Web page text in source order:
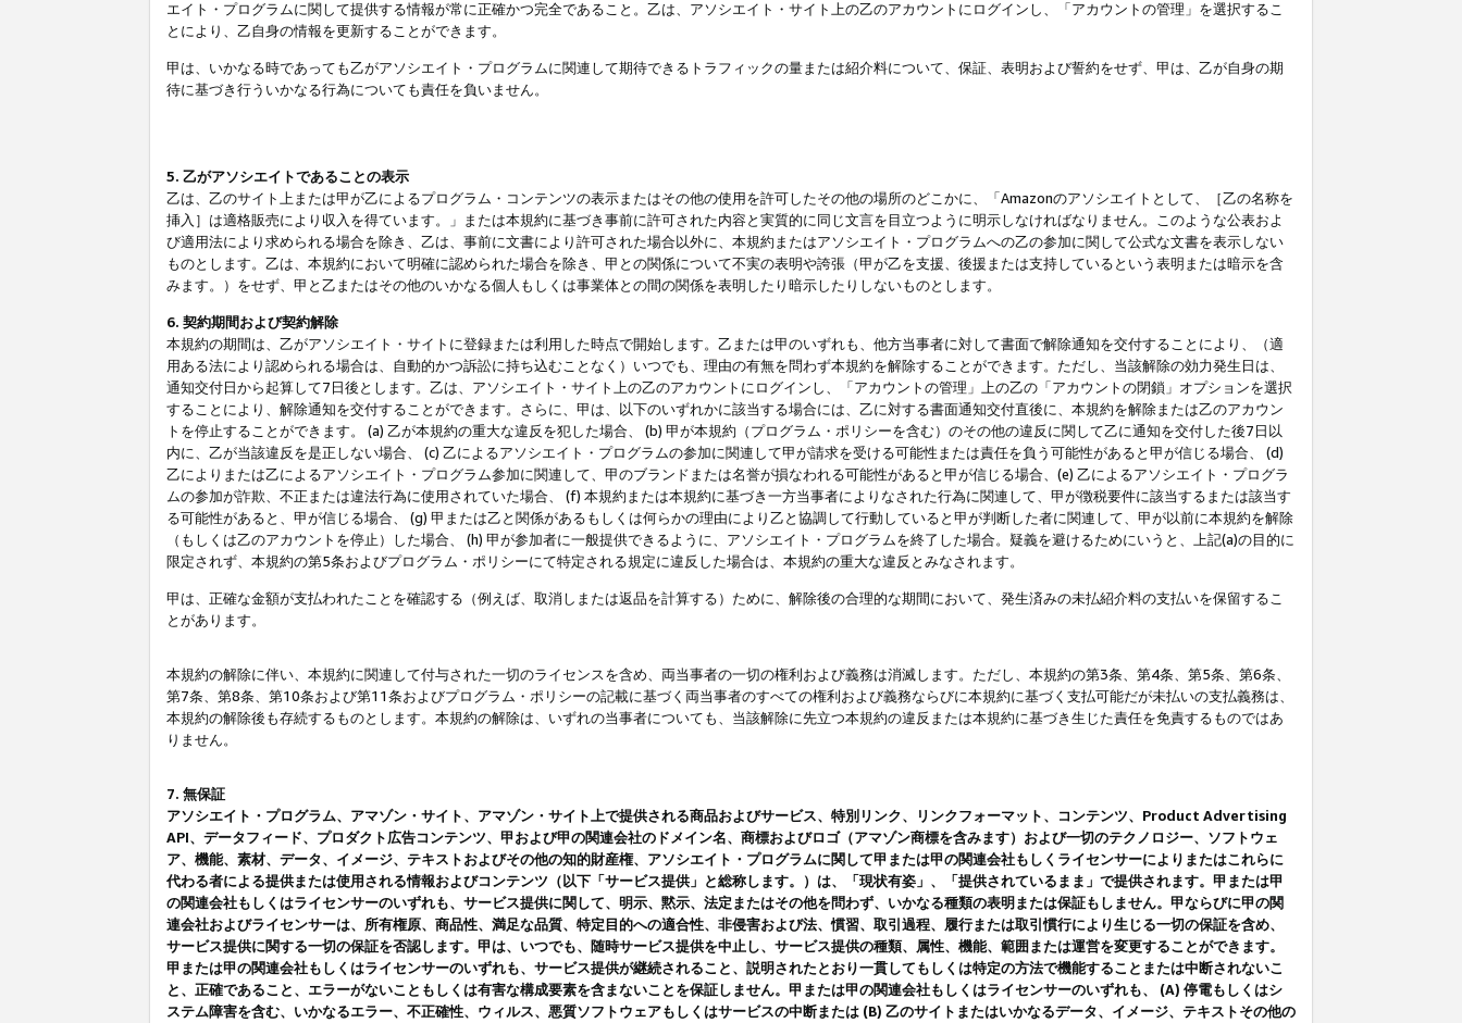
エイト・プログラムに関して提供する情報が常に正確かつ完全であること。乙は、アソシエイト・サイト上の乙のアカウントにログインし、「アカウントの管理」を選択するこ
とにより、乙自身の情報を更新することができます。
甲は、いかなる時であっても乙がアソシエイト・プログラムに関連して期待できるトラフィックの量または紹介料について、保証、表明および誓約をせず、甲は、乙が自身の期
待に基づき行ういかなる行為についても責任を負いません。
5. 乙がアソシエイトであることの表示
乙は、乙のサイト上または甲が乙によるプログラム・コンテンツの表示またはその他の使用を許可したその他の場所のどこかに、「Amazonのアソシエイトとして、［乙の名称を
挿入］は適格販売により収入を得ています。」または本規約に基づき事前に許可された内容と実質的に同じ文言を目立つように明示しなければなりません。このような公表およ
び適用法により求められる場合を除き、乙は、事前に文書により許可された場合以外に、本規約またはアソシエイト・プログラムへの乙の参加に関して公式な文書を表示しない
ものとします。乙は、本規約において明確に認められた場合を除き、甲との関係について不実の表明や誇張（甲が乙を支援、後援または支持しているという表明または暗示を含
みます。）をせず、甲と乙またはその他のいかなる個人もしくは事業体との間の関係を表明したり暗示したりしないものとします。
6. 契約期間および契約解除
本規約の期間は、乙がアソシエイト・サイトに登録または利用した時点で開始します。乙または甲のいずれも、他方当事者に対して書面で解除通知を交付することにより、（適
用ある法により認められる場合は、自動的かつ訴訟に持ち込むことなく）いつでも、理由の有無を問わず本規約を解除することができます。ただし、当該解除の効力発生日は、
通知交付日から起算して7日後とします。乙は、アソシエイト・サイト上の乙のアカウントにログインし、「アカウントの管理」上の乙の「アカウントの閉鎖」オプションを選択
することにより、解除通知を交付することができます。さらに、甲は、以下のいずれかに該当する場合には、乙に対する書面通知交付直後に、本規約を解除または乙のアカウン
トを停止することができます。 (a) 乙が本規約の重大な違反を犯した場合、 (b) 甲が本規約（プログラム・ポリシーを含む）のその他の違反に関して乙に通知を交付した後7日以
内に、乙が当該違反を是正しない場合、 (c) 乙によるアソシエイト・プログラムの参加に関連して甲が請求を受ける可能性または責任を負う可能性があると甲が信じる場合、 (d)
乙によりまたは乙によるアソシエイト・プログラム参加に関連して、甲のブランドまたは名誉が損なわれる可能性があると甲が信じる場合、(e) 乙によるアソシエイト・プログラ
ムの参加が詐欺、不正または違法行為に使用されていた場合、 (f) 本規約または本規約に基づき一方当事者によりなされた行為に関連して、甲が徴税要件に該当するまたは該当す
る可能性があると、甲が信じる場合、 (g) 甲または乙と関係があるもしくは何らかの理由により乙と協調して行動していると甲が判断した者に関連して、甲が以前に本規約を解除
（もしくは乙のアカウントを停止）した場合、 (h) 甲が参加者に一般提供できるように、アソシエイト・プログラムを終了した場合。疑義を避けるためにいうと、上記(a)の目的に
限定されず、本規約の第5条およびプログラム・ポリシーにて特定される規定に違反した場合は、本規約の重大な違反とみなされます。
甲は、正確な金額が支払われたことを確認する（例えば、取消しまたは返品を計算する）ために、解除後の合理的な期間において、発生済みの未払紹介料の支払いを保留するこ
とがあります。
本規約の解除に伴い、本規約に関連して付与された一切のライセンスを含め、両当事者の一切の権利および義務は消滅します。ただし、本規約の第3条、第4条、第5条、第6条、
第7条、第8条、第10条および第11条およびプログラム・ポリシーの記載に基づく両当事者のすべての権利および義務ならびに本規約に基づく支払可能だが未払いの支払義務は、
本規約の解除後も存続するものとします。本規約の解除は、いずれの当事者についても、当該解除に先立つ本規約の違反または本規約に基づき生じた責任を免責するものではあ
りません。
7. 無保証
アソシエイト・プログラム、アマゾン・サイト、アマゾン・サイト上で提供される商品およびサービス、特別リンク、リンクフォーマット、コンテンツ、Product Advertising
API、データフィード、プロダクト広告コンテンツ、甲および甲の関連会社のドメイン名、商標およびロゴ（アマゾン商標を含みます）および一切のテクノロジー、ソフトウェ
ア、機能、素材、データ、イメージ、テキストおよびその他の知的財産権、アソシエイト・プログラムに関して甲または甲の関連会社もしくライセンサーによりまたはこれらに
代わる者による提供または使用される情報およびコンテンツ（以下「サービス提供」と総称します。）は、「現状有姿」、「提供されているまま」で提供されます。甲または甲
の関連会社もしくはライセンサーのいずれも、サービス提供に関して、明示、黙示、法定またはその他を問わず、いかなる種類の表明または保証もしません。甲ならびに甲の関
連会社およびライセンサーは、所有権原、商品性、満足な品質、特定目的への適合性、非侵害および法、慣習、取引過程、履行または取引慣行により生じる一切の保証を含め、
サービス提供に関する一切の保証を否認します。甲は、いつでも、随時サービス提供を中止し、サービス提供の種類、属性、機能、範囲または運営を変更することができます。
甲または甲の関連会社もしくはライセンサーのいずれも、サービス提供が継続されること、説明されたとおり一貫してもしくは特定の方法で機能することまたは中断されないこ
と、正確であること、エラーがないこともしくは有害な構成要素を含まないことを保証しません。甲または甲の関連会社もしくはライセンサーのいずれも、 (A) 停電もしくはシ
ステム障害を含む、いかなるエラー、不正確性、ウィルス、悪質ソフトウェアもしくはサービスの中断または (B) 乙のサイトまたはいかなるデータ、イメージ、テキストその他の